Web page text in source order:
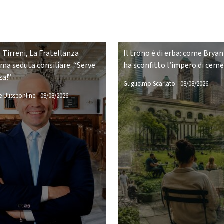
Tirreni, La Fratellanza
seduta consiliare: “Serve
Ulisseonline-08/08/2026
Il trono è di erba: come
ha sconfitto l’impero di
Guglielmo Scarlato -08/08/2026